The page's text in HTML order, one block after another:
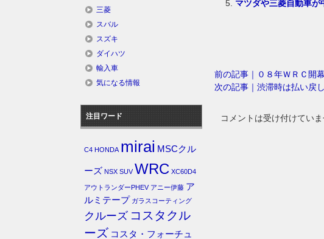
マツダや三菱自動車が
前の記事｜０８年ＷＲＣ開幕
次の記事｜渋滞時は払い戻し
コメントは受け付けていま
三菱
スバル
スズキ
ダイハツ
輸入車
気になる情報
注目ワード
C4 HONDA mirai MSCクル
ーズ NSX SUV WRC XC60D4
アウトランダーPHEV アニー伊藤 ア
ルミテープ ガラスコーティング
クルーズ コスタクル
ーズ コスタ・フォーチュ